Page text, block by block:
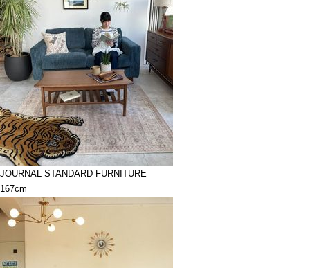
JOURNAL STANDARD FURNITURE
167cm